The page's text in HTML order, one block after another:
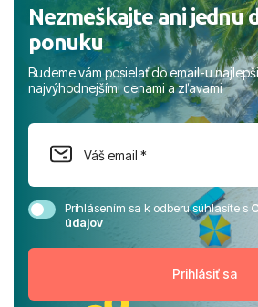
Nezmeškajte ani jednu
ponuku
Budeme vám posielať do email-u
najvýhodnejšími cenami a zľavami
Prihlásením sa k odberu súhlasíte s
údajov